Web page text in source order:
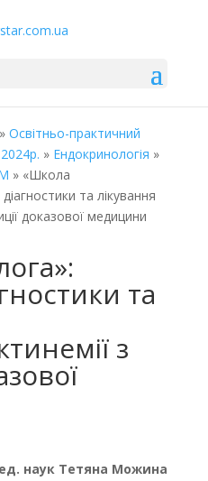
» Освітньо-практичний
» Ендокринологія »
» «Школа
та лікування
доказової медицини
та
з
наук Тетяна Можина